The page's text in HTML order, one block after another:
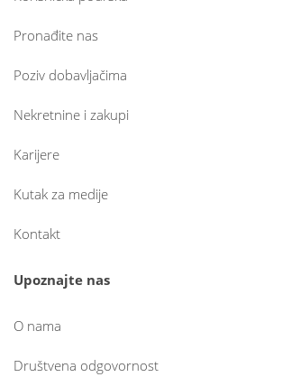
Pronađite nas
Poziv dobavljačima
Nekretnine i zakupi
Karijere
Kutak za medije
Kontakt
Upoznajte nas
O nama
Društvena odgovornost